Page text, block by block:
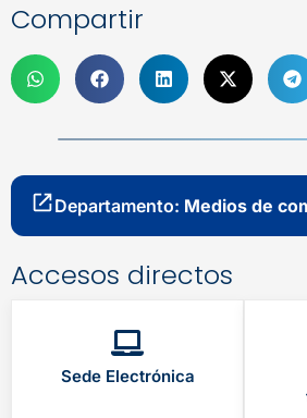
Compartir
Departamento: Medios de
Accesos directos
Sede Electrónica